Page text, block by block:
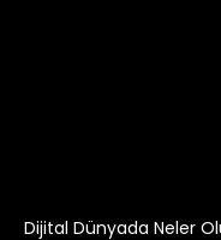
Dijital Dünyada Neler